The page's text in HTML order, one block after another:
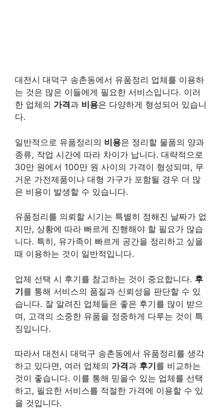
대전시 대덕구 송촌동에서 유품정리 업체를 이용하
는 것은 많은 이들에게 필요한 서비스입니다. 이러
한 업체의 가격과 비용은 다양하게 형성되어 있습니
다.
일반적으로 유품정리의 비용은 정리할 물품의 양과
종류, 작업 시간에 따라 차이가 납니다. 대략적으로
30만 원에서 100만 원 사이의 가격이 형성되며, 무
거운 가전제품이나 대형 가구가 포함될 경우 더 많
은 비용이 발생할 수 있습니다.
유품정리를 의뢰할 시기는 특별히 정해진 날짜가 없
지만, 상황에 따라 빠르게 진행해야 할 필요가 많습
니다. 특히, 유가족이 빠르게 공간을 정리하고 싶을
때 이용하는 것이 일반적입니다.
업체 선택 시 후기를 참고하는 것이 중요합니다. 후
기를 통해 서비스의 품질과 신뢰성을 판단할 수 있
습니다. 잘 알려진 업체들은 좋은 후기를 많이 받으
며, 고객의 소중한 유품을 정중하게 다루는 것이 특
징입니다.
따라서 대전시 대덕구 송촌동에서 유품정리를 생각
하고 있다면, 여러 업체의 가격과 후기 를 비교하는
것이 좋습니다. 이를 통해 믿을수 있는 업체를 선택
하고, 필요한 서비스를 적절한 가격에 이용할 수 있
을 것입니다.